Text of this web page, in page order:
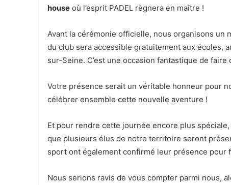
house où l’esprit PADEL règnera en maître !
Avant la cérémonie officielle, nous organisons un
du club sera accessible gratuitement aux écoles,
sur-Seine. C’est une occasion fantastique de
Votre présence serait un véritable honneur pour
célébrer ensemble cette nouvelle aventure !
Et pour rendre cette journée encore plus
que plusieurs élus de notre territoire seront
sport ont également confirmé leur présence pour
Nous serions ravis de vous compter parmi nous,